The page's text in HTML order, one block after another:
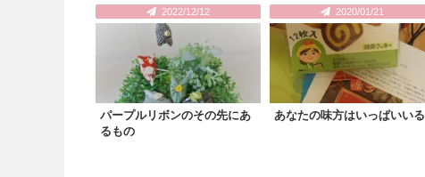
2022/12/12
パープルリボンのその先にあ
るもの
2020/01/21
あなたの味方はいっぱいいる